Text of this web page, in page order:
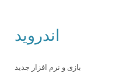
اندروید
بازی و نرم افزار جدید